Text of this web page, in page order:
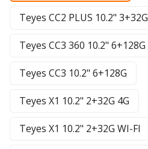
Teyes CC2 PLUS 10.2" 3+32G
Teyes CC3 360 10.2" 6+128G
Teyes CC3 10.2" 6+128G
Teyes X1 10.2" 2+32G 4G
Teyes X1 10.2" 2+32G WI-FI